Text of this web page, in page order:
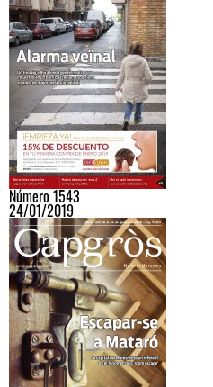
Número 1543
24/01/2019